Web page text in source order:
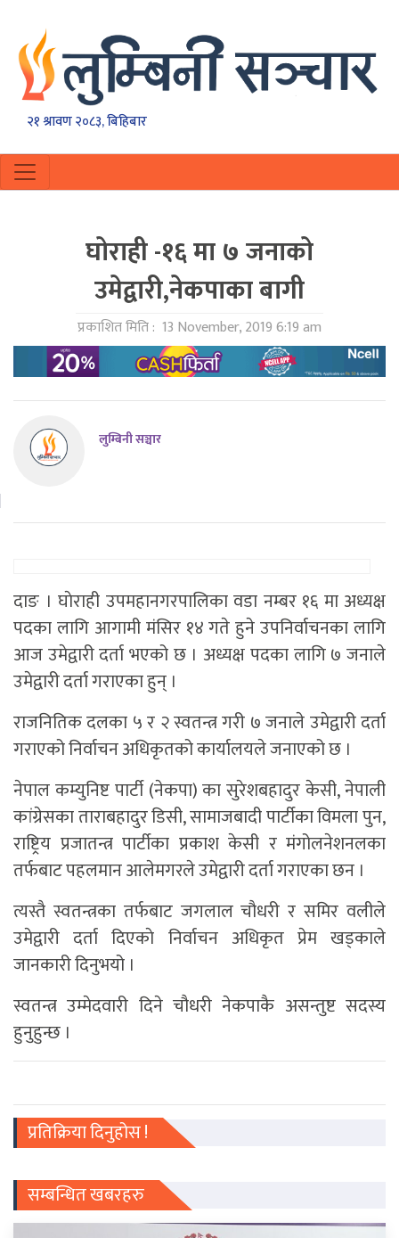
२१ श्रावण २०८३, बिहिबार
घाेराही -१६ मा ७ जनाकाे
उमेद्वारी,नेकपाका बागी
प्रकाशित मिति : 13 November, 2019 6:19 am
लुम्बिनी सञ्चार
दाङ । घाेराही उपमहानगरपालिका वडा नम्बर १६ मा अध्यक्ष
पदका लागि आगामी मंसिर १४ गते हुने उपनिर्वाचनका लागि
आज उमेद्वारी दर्ता भएको छ । अध्यक्ष पदका लागि ७ जनाले
उमेद्वारी दर्ता गराएका हुन् ।
राजनितिक दलका ५ र २ स्वतन्त्र गरी ७ जनाले उमेद्वारी दर्ता
गराएको निर्वाचन अधिकृतको कार्यालयले जनाएको छ ।
नेपाल कम्युनिष्ट पार्टी (नेकपा) का सुरेशबहादुर केसी, नेपाली
कांग्रेसका ताराबहादुर डिसी, सामाजबादी पार्टीका विमला पुन,
राष्ट्रिय प्रजातन्त्र पार्टीका प्रकाश केसी र मंगोलनेशनलका
तर्फबाट पहलमान आलेमगरले उमेद्वारी दर्ता गराएका छन ।
त्यस्तै स्वतन्त्रका तर्फबाट जगलाल चौधरी र समिर वलीले
उमेद्वारी दर्ता दिएकाे निर्वाचन अधिकृत प्रेम खड्काले
जानकारी दिनुभयो ।
स्वतन्त्र उम्मेदवारी दिने चौधरी नेकपाकै असन्तुष्ट सदस्य
हुनुहुन्छ ।
प्रतिक्रिया दिनुहोस !
सम्बन्धित खबरहरु